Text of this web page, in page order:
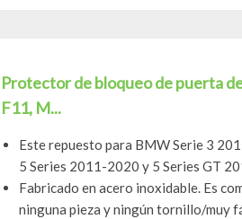
Protector de bloqueo de puerta
F11, M...
Este repuesto para BMW Serie 3
5 Series 2011-2020 y 5 Series GT
Fabricado en acero inoxidable. Es
ninguna pieza y ningún tornillo/muy